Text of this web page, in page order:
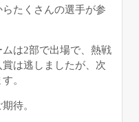
たくさんの選手が参
は2部で出場で、熱戦
は逃しましたが、次
。
待。